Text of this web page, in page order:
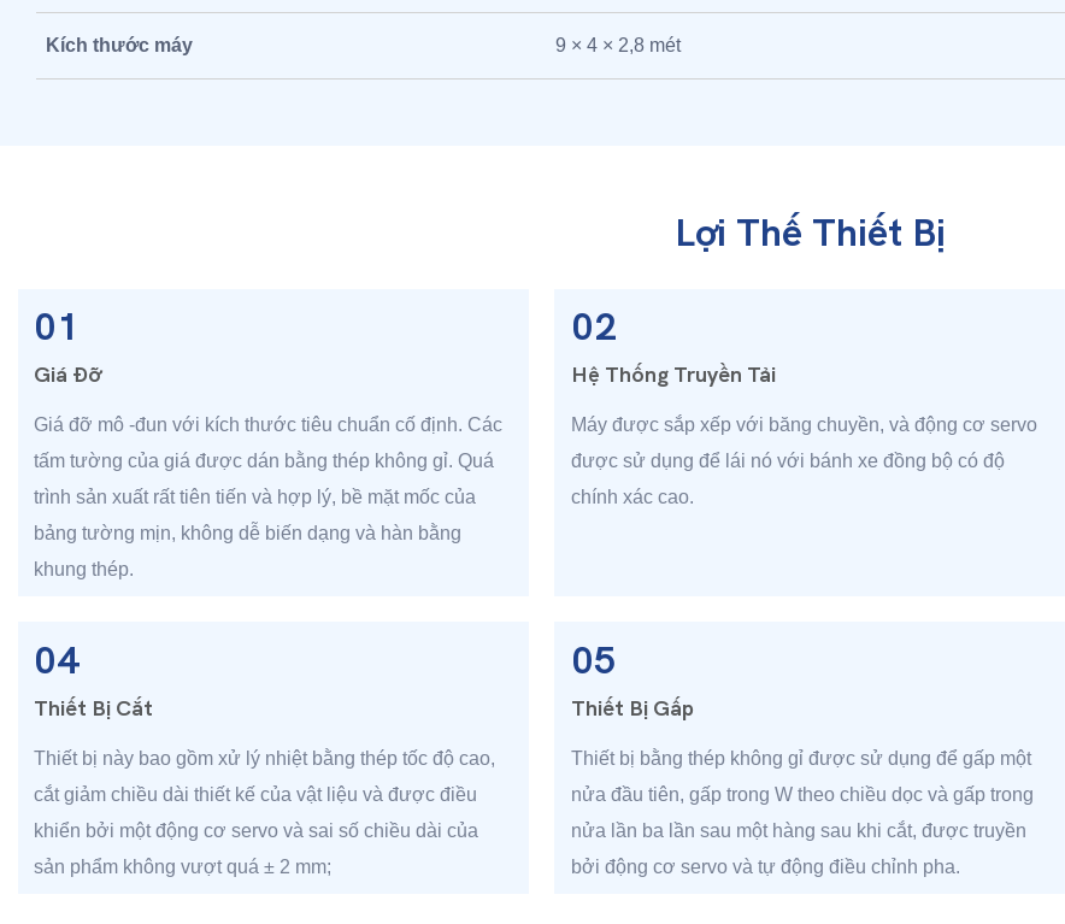
Kích thước máy 9 × 4 × 2,8 mét
Lợi Thế Thiết Bị
01
Giá Đỡ
Giá đỡ mô -đun với kích thước tiêu chuẩn cố định. Các
tấm tường của giá được dán bằng thép không gỉ. Quá
trình sản xuất rất tiên tiến và hợp lý, bề mặt mốc của
bảng tường mịn, không dễ biến dạng và hàn bằng
khung thép.
02
Hệ Thống Truyền Tải
Máy được sắp xếp với băng chuyền, và động cơ servo
được sử dụng để lái nó với bánh xe đồng bộ có độ
chính xác cao.
04
Thiết Bị Cắt
Thiết bị này bao gồm xử lý nhiệt bằng thép tốc độ cao,
cắt giảm chiều dài thiết kế của vật liệu và được điều
khiển bởi một động cơ servo và sai số chiều dài của
sản phẩm không vượt quá ± 2 mm;
05
Thiết Bị Gấp
Thiết bị bằng thép không gỉ được sử dụng để gấp một
nửa đầu tiên, gấp trong W theo chiều dọc và gấp trong
nửa lần ba lần sau một hàng sau khi cắt, được truyền
bởi động cơ servo và tự động điều chỉnh pha.